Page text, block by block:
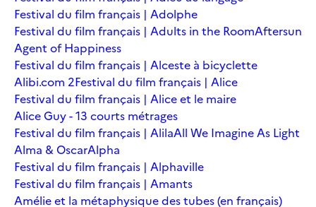
Festival du film français | Adolphe
Festival du film français | Adults in the RoomAftersun
Agent of Happiness
Festival du film français | Alceste à bicyclette
Alibi.com 2Festival du film français | Alice
Festival du film français | Alice et le maire
Alice Guy - 13 courts métrages
Festival du film français | AlilaAll We Imagine As Light
Alma & OscarAlpha
Festival du film français | Alphaville
Festival du film français | Amants
Amélie et la métaphysique des tubes (en français)